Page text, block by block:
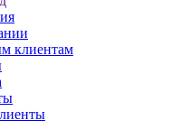
клиентам